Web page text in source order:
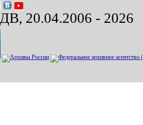
20.04.2006 - 2026